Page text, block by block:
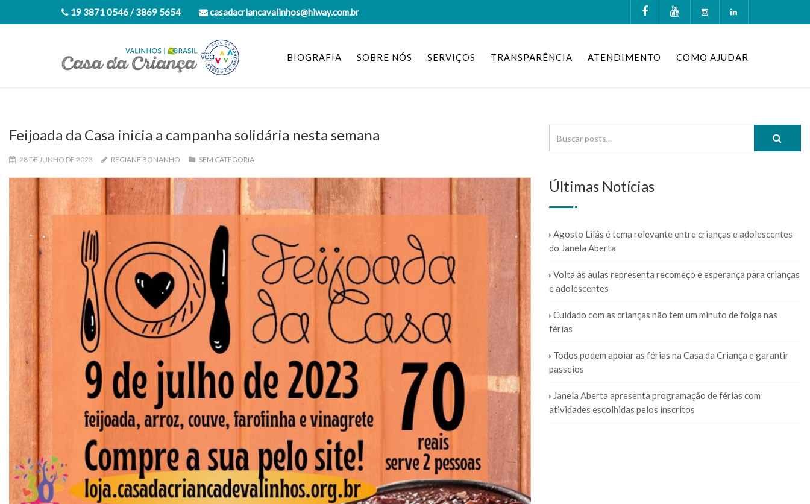
19 3871 0546 / 3869 5654 casadacriancavalinhos@hiway.com.br
BIOGRAFIA SOBRE NÓS SERVIÇOS TRANSPARÊNCIA ATENDIMENTO COMO AJUDAR
Feijoada da Casa inicia a campanha solidária nesta semana
28 DE JUNHO DE 2023 REGIANE BONANHO SEM CATEGORIA
Últimas Notícias
Agosto Lilás é tema relevante entre crianças e adolescentes
do Janela Aberta
Volta às aulas representa recomeço e esperança para crianças
e adolescentes
Cuidado com as crianças não tem um minuto de folga nas
férias
Todos podem apoiar as férias na Casa da Criança e garantir
passeios
Janela Aberta apresenta programação de férias com
atividades escolhidas pelos inscritos